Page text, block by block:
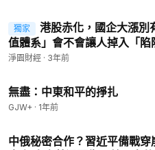
獨家
港股赤化，國企大漲別
值體系」會不會讓人掉入「
淨園財經 · 3年前
無盡：中東和平的掙扎
GJW+ · 1年前
中俄秘密合作？習近平備戰